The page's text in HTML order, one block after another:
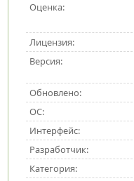
Оценка:
Лицензия:
Версия:
Обновлено:
ОС:
Интерфейс:
Разработчик:
Категория: